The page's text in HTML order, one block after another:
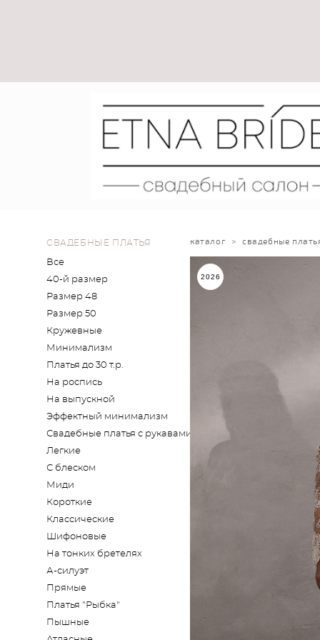
СВАДЕБНЫЕ ПЛАТЬЯ
Все
40-й размер
Размер 48
Размер 50
Кружевные
Минимализм
Платья до 30 т.р.
На роспись
На выпускной
Эффектный минимализм
Свадебные платья с рукавами
Легкие
С блеском
Миди
Короткие
Классические
Шифоновые
На тонких бретелях
А-силуэт
Прямые
Платья "Рыбка"
Пышные
каталог > свадебные
2026